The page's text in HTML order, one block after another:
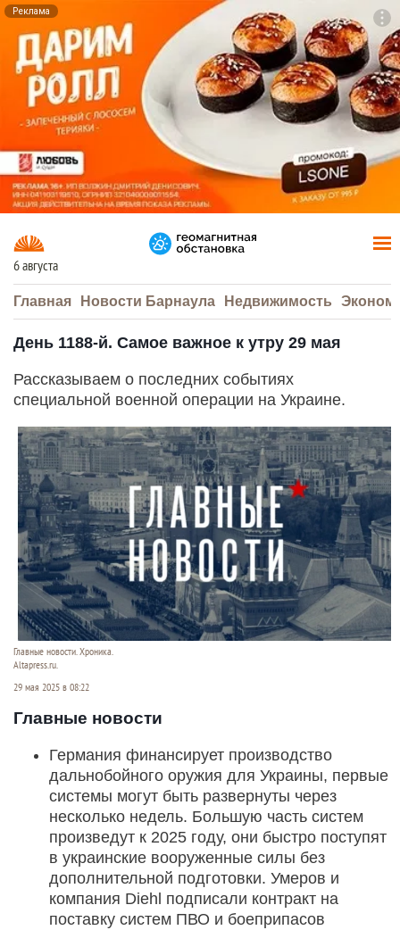
Реклама
6 августа
Главная Новости Барнаула Недвижимость
День 1188-й. Самое важное к утру 29 мая
Рассказываем о последних событиях
специальной военной операции на Украине.
Главные новости. Хроника.
Altapress.ru.
29 мая 2025 в 08:22
Главные новости
Германия финансирует производство
дальнобойного оружия для Украины, первые
системы могут быть развернуты через
несколько недель. Большую часть систем
произведут к 2025 году, они быстро поступят
в украинские вооруженные силы без
дополнительной подготовки. Умеров и
компания Diehl подписали контракт на
поставку систем ПВО и боеприпасов